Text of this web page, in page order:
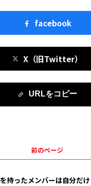
facebook
X（旧Twitter）
URLをコピー
前のページ
持ったメンバーは自分だ